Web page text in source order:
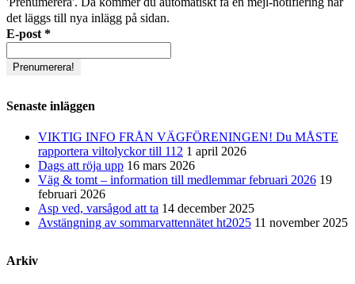
det läggs till nya inlägg på sidan.
E-post *
Senaste inläggen
VIKTIG INFO FRÅN VÄGFÖRENINGEN! Du MÅSTE
rapportera viltolyckor till 112 1 april 2026
Dags att röja upp 16 mars 2026
Väg & tomt – information till medlemmar februari 2026 19
februari 2026
Asp ved, varsågod att ta 14 december 2025
Avstängning av sommarvattennätet ht2025 11 november 2025
Arkiv